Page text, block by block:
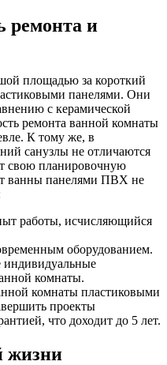
ремонта и
площадью за короткий
панелями. Они
с керамической
ремонта ванной комнаты
К тому же, в
санузлы не отличаются
свою планировочную
ванны панелями ПВХ не
работы, исчисляющийся
оборудованием.
комнаты.
комнаты пластиковыми
проекты
что доходит до 5 лет.
жизни